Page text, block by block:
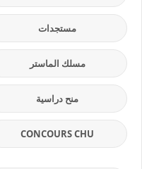
مستجدات
مسلك الماستر
منح دراسية
CONCOURS CHU